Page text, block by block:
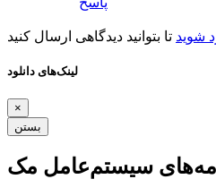
شوید
لینک‌های دانلود
×
بستن
سیستم‌عامل مک